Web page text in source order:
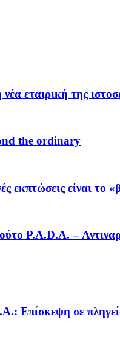
εταιρική της
the ordinary
είναι το
P.A.D.A. –
Επίσκεψη σε